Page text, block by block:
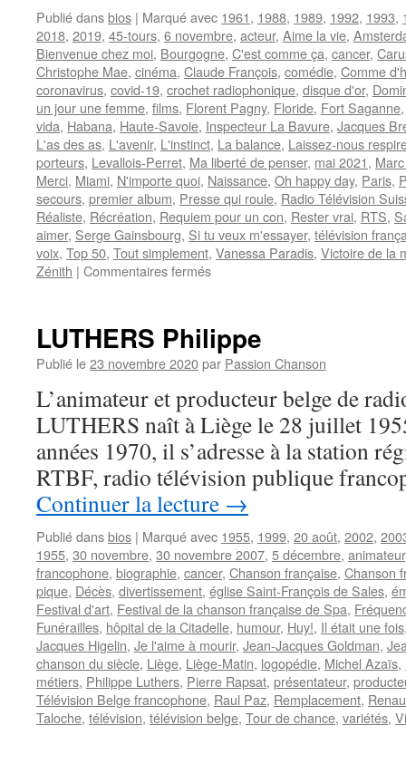
Publié dansbios | Marqué avec 1961, 1988, 1989, 1992, 1993,
2018, 2019, 45-tours, 6 novembre, acteur, Aime la vie,
Bienvenue chez moi, Bourgogne, C'est comme ça, cancer,
Christophe Mae, cinéma, Claude François, comédie, Comme
coronavirus, covid-19, crochet radiophonique, disque d'or,
un jour une femme, films, Florent Pagny, Floride, Fort Saganne
vida, Habana, Haute-Savoie, Inspecteur La Bavure, Jacques
L'as des as, L'avenir, L'instinct, La balance, Laissez-nous
porteurs, Levallois-Perret, Ma liberté de penser, mai 2021,
Merci, Miami, N'importe quoi, Naissance, Oh happy day, Paris,
secours, premier album, Presse qui roule, Radio Télévision
Réaliste, Récréation, Requiem pour un con, Rester vrai, RTS,
aimer, Serge Gainsbourg, Si tu veux m'essayer, télévision
voix, Top 50, Tout simplement, Vanessa Paradis, Victoire de la
Zénith | Commentaires ferméssur
LUTHERS Philippe
Publié le23 novembre 2020par Passion Chanson
L’animateur et producteur belge de
LUTHERS naît à Liège le 28 juillet
années 1970, il s’adresse à la station
RTBF, radio télévision publique
Continuer la lecture →
Publié dansbios | Marqué avec 1955, 1999, 20 août, 2002,
1955, 30 novembre, 30 novembre 2007, 5 décembre, animateur
francophone, biographie, cancer, Chanson française, Chanson
pique, Décès, divertissement, église Saint-François de Sales,
Festival d'art, Festival de la chanson française de Spa,
Funérailles, hôpital de la Citadelle, humour, Huy!, Il était une fois
Jacques Higelin, Je l'aime à mourir, Jean-Jacques Goldman,
chanson du siècle, Liège, Liège-Matin, logopédie, Michel Azaïs,
métiers, Philippe Luthers, Pierre Rapsat, présentateur,
Télévision Belge francophone, Raul Paz, Remplacement,
Taloche, télévision, télévision belge, Tour de chance, variétés,